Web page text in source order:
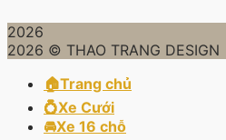
2026
2026 © THAO TRANG DESIGN
🏠Trang chủ
💍Xe Cưới
🚘Xe 16 chỗ